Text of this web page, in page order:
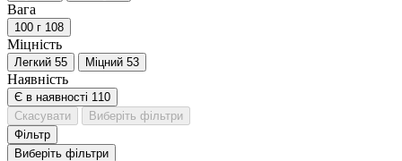
Вага
100 г 108
Міцність
Легкий 55 Міцний 53
Наявність
Є в наявності 110
Скасувати
Виберіть фільтри
Фільтр
Виберіть фільтри